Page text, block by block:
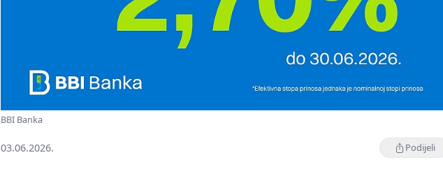
BBI Banka
03.06.2026. Podijeli